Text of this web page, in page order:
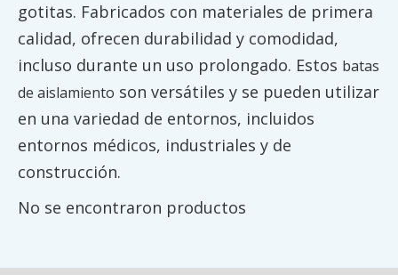
gotitas. Fabricados con materiales de primera
calidad, ofrecen durabilidad y comodidad,
incluso durante un uso prolongado. Estos batas
de aislamiento son versátiles y se pueden utilizar
en una variedad de entornos, incluidos
entornos médicos, industriales y de
construcción.
No se encontraron productos